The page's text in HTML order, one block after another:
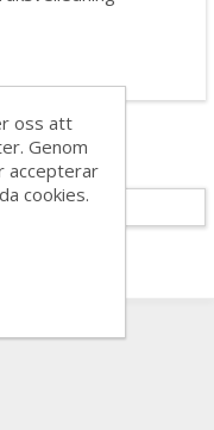
4
oss att
Genom
accepterar
cookies.